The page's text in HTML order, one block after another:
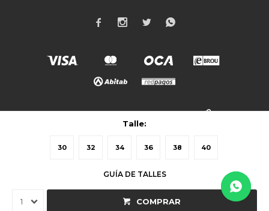
Talle:
30 32 34 36 38 40
GUÍA DE TALLES
1 COMPRAR
   
Fenicio